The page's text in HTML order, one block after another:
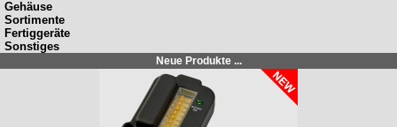
Gehäuse
Sortimente
Fertiggeräte
Sonstiges
Neue Produkte ...